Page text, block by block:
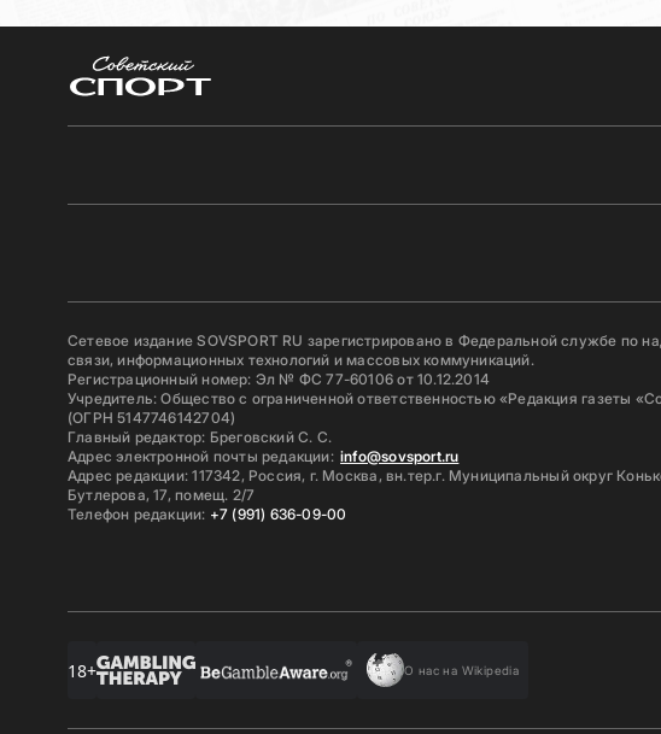
Сетевое издание SOVSPORT RU зарегистрировано в Федеральной службе по
связи, информационных технологий и массовых коммуникаций.
Регистрационный номер: Эл № ФС 77-60106 от 10.12.2014
Учредитель: Общество с ограниченной ответственностью «Редакция газеты
(ОГРН 5147746142704)
Главный редактор: Бреговский С. С.
Адрес электронной почты редакции: info@sovsport.ru
Адрес редакции: 117342, Россия, г. Москва, вн.тер.г. Муниципальный округ
Бутлерова, 17, помещ. 2/7
Телефон редакции: +7 (991) 636-09-00
18+ О нас на Wikipedia